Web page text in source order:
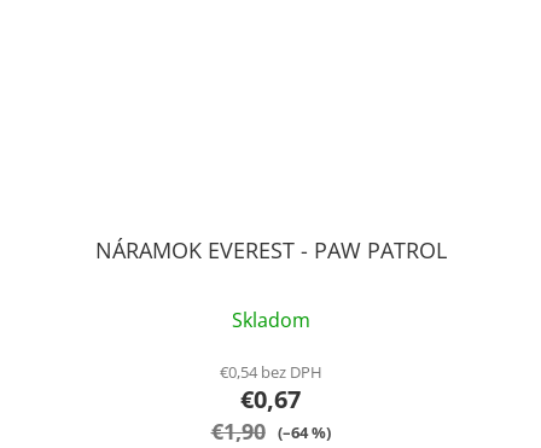
NÁRAMOK EVEREST - PAW PATROL
Skladom
€0,54 bez DPH
€0,67
€1,90 (–64 %)